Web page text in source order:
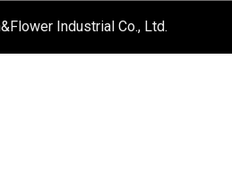
Industrial Co., Ltd.